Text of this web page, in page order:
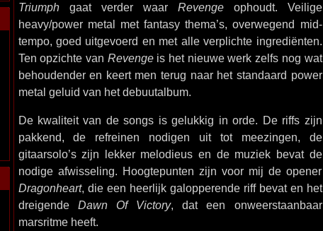
Triumphgaat verder waar Revengeophoudt. Veilige
heavy/power metal met fantasy thema’s, overwegend mid-
tempo, goed uitgevoerd en met alle verplichte ingrediënten.
Ten opzichte van Revengeis het nieuwe werk zelfs nog wat
behoudender en keert men terug naar het standaard power
metal geluid van het debuutalbum.
De kwaliteit van de songs is gelukkig in orde. De riffs zijn
pakkend, de refreinen nodigen uit tot meezingen, de
gitaarsolo’s zijn lekker melodieus en de muziek bevat de
nodige afwisseling. Hoogtepunten zijn voor mij de opener
Dragonheart, die een heerlijk galopperende riff bevat en het
dreigende Dawn Of Victory, dat een onweerstaanbaar
marsritme heeft.